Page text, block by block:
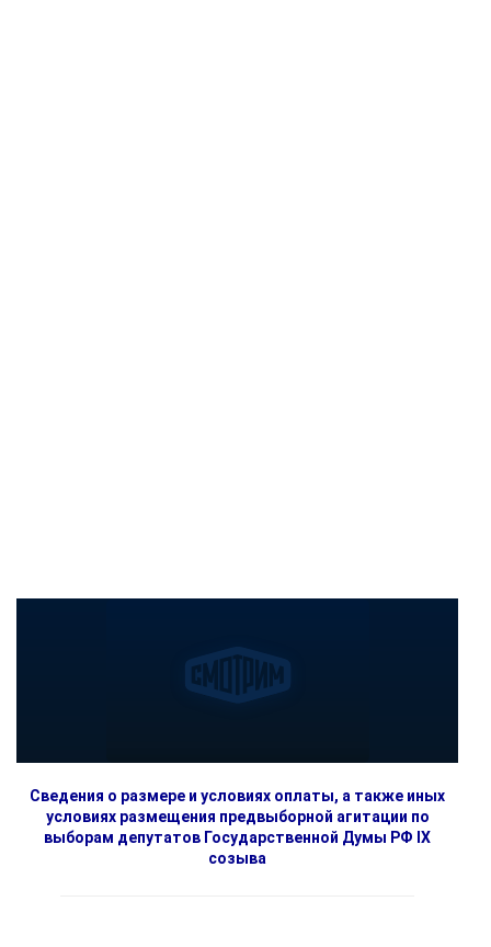
Сведения о размере и условиях оплаты, а также иных
условиях размещения предвыборной агитации по
выборам депутатов Государственной Думы РФ IX
созыва